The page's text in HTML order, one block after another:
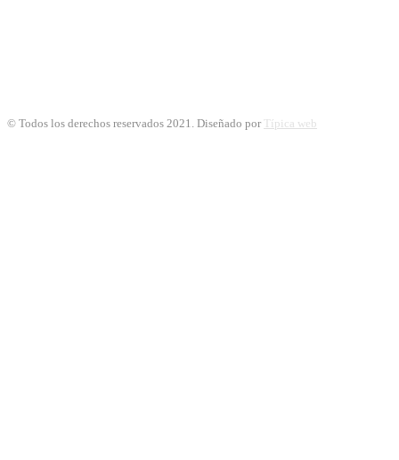
© Todos los derechos reservados 2021. Diseñado por Típica web